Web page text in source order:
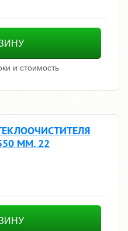
и стоимость
ММ. 22